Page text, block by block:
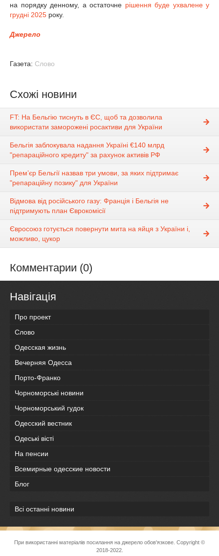
на порядку денному, а остаточне рішення буде ухвалене у
грудні 2025 року.
Джерело
Газета: Слово
Схожі новини
FT: На Бельгію тиснуть в ЄС, щоб та дозволила
використати заморожені росактиви для України
Бельгія заблокувала надання Україні €140 млрд
"репараційного кредиту" за рахунок активів РФ
Прем’єр Бельгії назвав три умови, за яких підтримає
"репараційну позику" для України
Відмова від російського газу: Франція і Бельгія не
підтримують план Єврокомісії
Євросоюз готується повернути мита на яйця з України і,
можливо, цукор
Комментарии (0)
Навігація
Про проект
Слово
Одесская жизнь
Вечерняя Одесса
Порто-Франко
Чорноморські новини
Чорноморський гудок
Одесский вестник
Одеськi вiстi
На пенсии
Всемирные одесские новости
Блог
Всі останні новини
При використанні матеріалів посилання на джерело обов'язкове. Copyright ©
2018-2022.